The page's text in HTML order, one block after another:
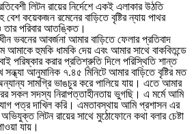
লিটন রায়ের নির্দেশে একই এলাকার উঠতি
কয়েকজন রমেনের বাড়িতে বৃষ্টির ন্যায় পাথর
তার পরিবার আতঙ্কিত।
ভবনের আবর্জনা আমার বাড়িতে ফেলার প্রতিবাদ
আমাকে হুমকি ধামকি দেয় এবং আমার সাথে বাকবিতন্ডে
পরিষ্কার করার প্রতিশ্রুতি দিলে পরিস্থিতি শান্ত
আনুমানিক ৭.৪৫ মিনিটে আমার বাড়িতে বৃষ্টির মত
সামগ্রি ভাঙচুর করে পালিয়ে যায়। এতে আমার
সকল সদস্য নিরাপত্তাহীনতায় ভুগছি। এ মর্মে আমি
পত্র দাখিল করি। এমতাবস্থায় আমি প্রশাসন এর
লিটন রায়ের সাথে মুঠোফোনে কথা বলার চেষ্টা
যায়।